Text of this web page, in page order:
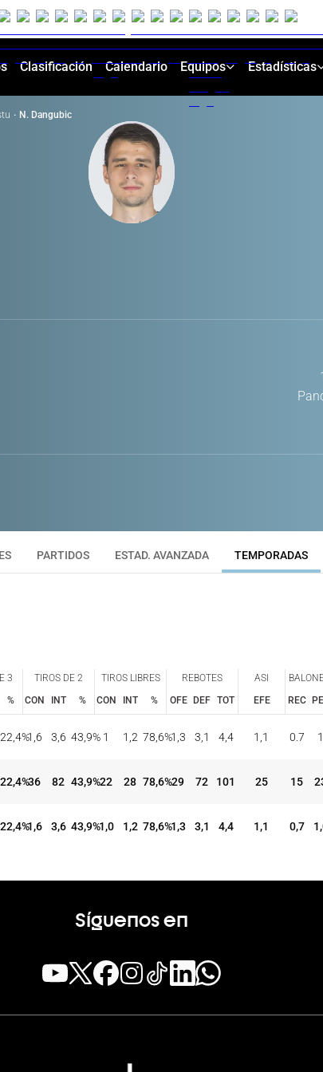
Clasificación Calendario Equipos Estadísticas
· N. Dangubic
PARTIDOS ESTAD. AVANZADA TEMPORADAS
3 TIROS DE 2 TIROS LIBRES REBOTES ASI
% CON INT % CON INT % OFE DEF TOT EFE REC
22,4%1,6 3,6 43,9% 1 1,2 78,6%1,3 3,1 4,4 1,1 0.7 1
22,4%36 82 43,9%22 28 78,6%29 72 101 25 15
22,4%1,6 3,6 43,9%1,0 1,2 78,6%1,3 3,1 4,4 1,1 0,7
Síguenos en